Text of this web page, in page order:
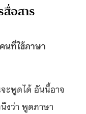
อสาร
นที่ใช้ภาษา
ะพูดได้ อันนี้อาจ
งว่า พูดภาษา